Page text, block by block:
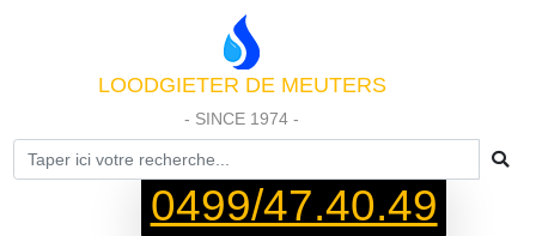
LOODGIETER DE MEUTERS
- SINCE 1974 -
0499/47.40.49